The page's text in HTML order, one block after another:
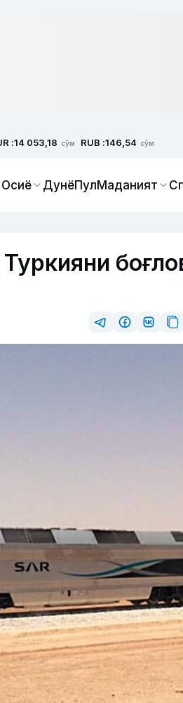
:14 053,18 сўм RUB :146,54 сўм
ДунёПулМаданият